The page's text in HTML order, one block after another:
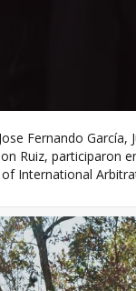
Fernando
Ruiz, participaron
International